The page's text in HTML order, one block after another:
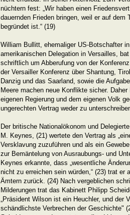
nüchtern fest: „Wir haben einen
dauernden Frieden bringen, weil er auf dem
begründet ist.“ (19)
William Bullitt, ehemaliger US-Botschafter
amerikanischen Delegation in Versailles,
schriftlich um Abberufung von der
der Versailler Konferenz über Shantung,
Danzig und das Saarland, sowie die
Meere machen neue Konflikte sicher.
eigenen Regierung und dem eigenen Volk
ungerechten Vertrag weder zu
Der britische Nationalökonom und
M. Keynes, (21) wertete den Vertrag als
Versklavung zuzuführen und als ein
zur Bemäntelung von Ausraubungs- und
Keynes erkannte, dass „wesentliche
nicht zu erreichen sein würden,“ (23) trat er
Ämtern zurück. (24) Nach vergeblichen
Milderungen trat das Kabinett Philipp
„Präsident Wilson ist ein Heuchler, und der
schändlichste Verbrechen der Geschichte"